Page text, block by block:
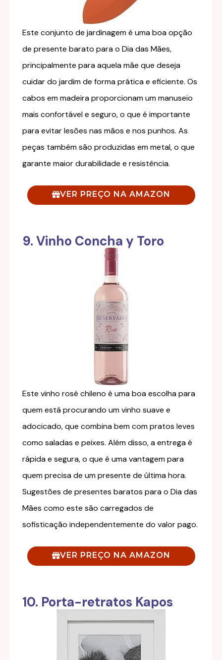
Este conjunto de jardinagem é uma boa opção
de presente barato para o Dia das Mães,
principalmente para aquela mãe que deseja
cuidar do jardim de forma prática e eficiente. Os
cabos em madeira proporcionam um manuseio
mais confortável e seguro, o que é importante
para evitar lesões nas mãos e nos punhos. As
peças também são produzidas em metal, o que
garante maior durabilidade e resistência.
VER PREÇO NA AMAZON
9. Vinho Concha y Toro
Este vinho rosé chileno é uma boa escolha para
quem está procurando um vinho suave e
adocicado, que combina bem com pratos leves
como saladas e peixes. Além disso, a entrega é
rápida e segura, o que é uma vantagem para
quem precisa de um presente de última hora.
Sugestões de presentes baratos para o Dia das
Mães como este são carregados de
sofisticação independentemente do valor pago.
VER PREÇO NA AMAZON
10. Porta-retratos Kapos